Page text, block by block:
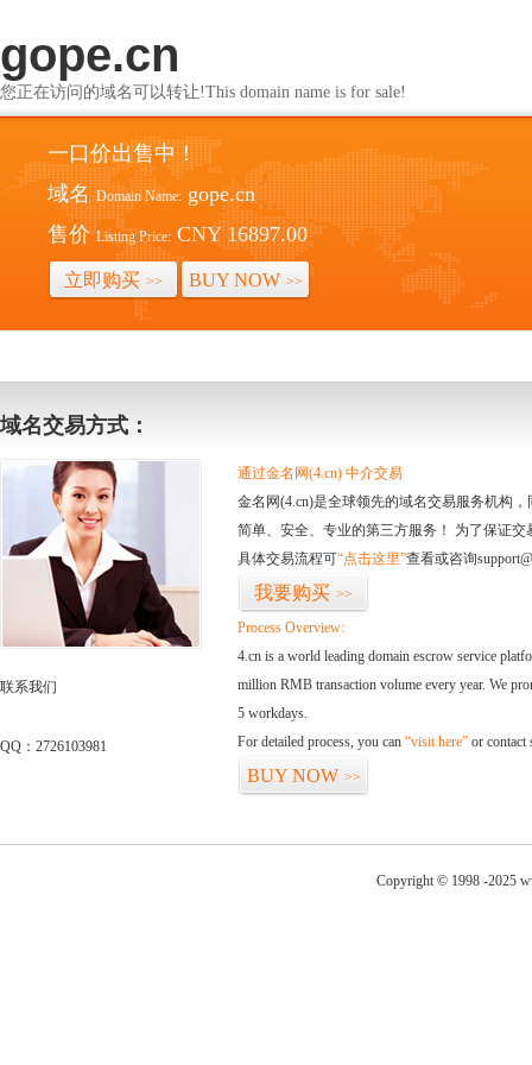
gope.cn
您正在访问的域名可以转让!This domain name is for sale!
一口价出售中！
域名 Domain Name: gope.cn
售价 Listing Price: CNY 16897.00
立即购买 >> BUY NOW >>
域名交易方式：
联系我们
QQ：2726103981
通过金名网(4.cn) 中介交易
金名网(4.cn)是全球领先的域名交易服务机构
简单、安全、专业的第三方服务！ 为了保证
具体交易流程可“点击这里”查看或咨询
我要购买 >>
Process Overview:
4.cn is a world leading domain escrow service
million RMB transaction volume every year. We
5 workdays.
For detailed process, you can “visit here” or contact
BUY NOW >>
Copyright © 1998 -2025